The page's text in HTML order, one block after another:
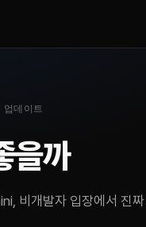
데이트
을까
비개발자 입장에서 진